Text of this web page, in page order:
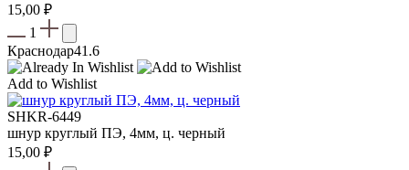
15,00 ₽
1
Краснодар41.6
Add to Wishlist
SHKR-6449
шнур круглый ПЭ, 4мм, ц. черный
15,00 ₽